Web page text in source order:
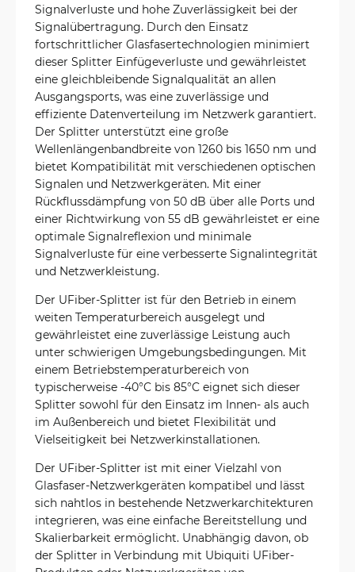
Signalverluste und hohe Zuverlässigkeit bei der
Signalübertragung. Durch den Einsatz
fortschrittlicher Glasfasertechnologien minimiert
dieser Splitter Einfügeverluste und gewährleistet
eine gleichbleibende Signalqualität an allen
Ausgangsports, was eine zuverlässige und
effiziente Datenverteilung im Netzwerk garantiert.
Der Splitter unterstützt eine große
Wellenlängenbandbreite von 1260 bis 1650 nm und
bietet Kompatibilität mit verschiedenen optischen
Signalen und Netzwerkgeräten. Mit einer
Rückflussdämpfung von 50 dB über alle Ports und
einer Richtwirkung von 55 dB gewährleistet er eine
optimale Signalreflexion und minimale
Signalverluste für eine verbesserte Signalintegrität
und Netzwerkleistung.
Der UFiber-Splitter ist für den Betrieb in einem
weiten Temperaturbereich ausgelegt und
gewährleistet eine zuverlässige Leistung auch
unter schwierigen Umgebungsbedingungen. Mit
einem Betriebstemperaturbereich von
typischerweise -40°C bis 85°C eignet sich dieser
Splitter sowohl für den Einsatz im Innen- als auch
im Außenbereich und bietet Flexibilität und
Vielseitigkeit bei Netzwerkinstallationen.
Der UFiber-Splitter ist mit einer Vielzahl von
Glasfaser-Netzwerkgeräten kompatibel und lässt
sich nahtlos in bestehende Netzwerkarchitekturen
integrieren, was eine einfache Bereitstellung und
Skalierbarkeit ermöglicht. Unabhängig davon, ob
der Splitter in Verbindung mit Ubiquiti UFiber-